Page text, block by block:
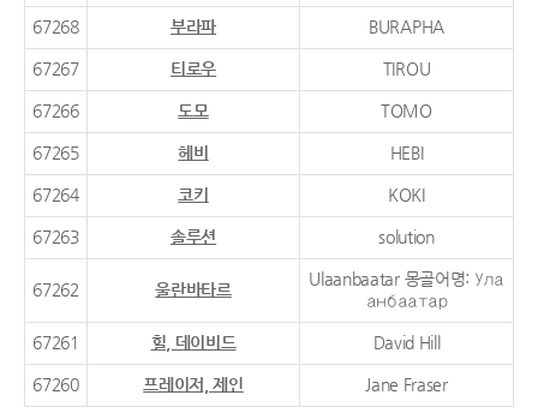
67268 부라파 BURAPHA
67267 티로우 TIROU
67266 도모 TOMO
67265 헤비 HEBI
67264 코키 KOKI
67263 솔루션 solution
67262 울란바타르
Ulaanbaatar 몽골어명: Ула
анбаатар
67261 힐, 데이비드 David Hill
67260 프레이저, 제인 Jane Fraser